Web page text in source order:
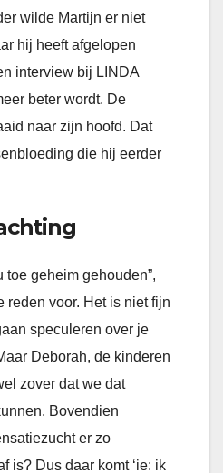
wilde Martijn er niet
hij heeft afgelopen
interview bij LINDA
beter wordt. De
naar zijn hoofd. Dat
die hij eerder
toe geheim gehouden”,
reden voor. Het is niet fijn
speculeren over je
Deborah, de kinderen
zover dat we dat
Bovendien
er zo
is? Dus daar komt ‘ie: ik